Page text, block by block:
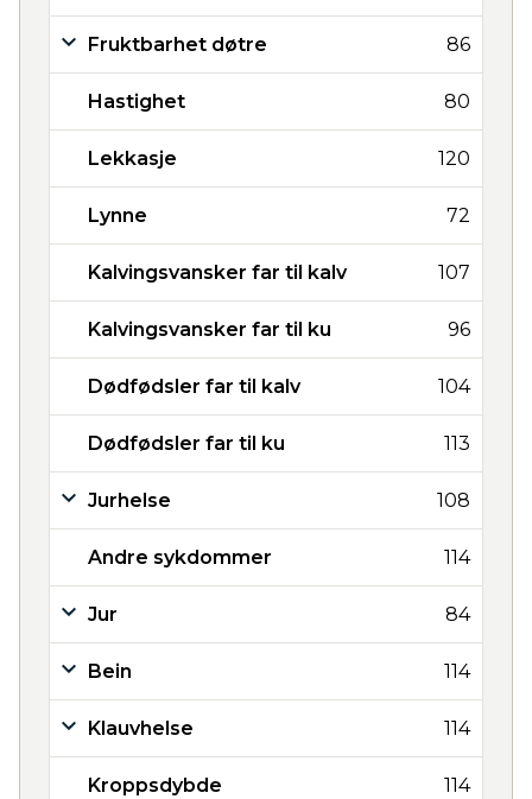
Fruktbarhet døtre 86
Hastighet 80
Lekkasje 120
Lynne 72
Kalvingsvansker far til kalv 107
Kalvingsvansker far til ku 96
Dødfødsler far til kalv 104
Dødfødsler far til ku 113
Jurhelse 108
Andre sykdommer 114
Jur 84
Bein 114
Klauvhelse 114
Kroppsdybde 114